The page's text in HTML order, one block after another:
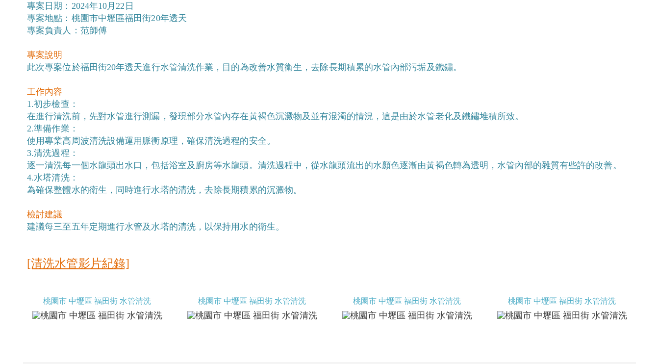
專案日期：2024年10月22日
專案地點：桃園市中壢區福田街20年透天
專案負責人：范師傅
專案說明
此次專案位於福田街20年透天進行水管清洗作業，目的為改善水質衛生，去除長期積累的水管內部污垢及鐵鏽。
工作內容
1.初步檢查：
在進行清洗前，先對水管進行測漏，發現部分水管內存在黃褐色沉澱物及並有混濁的情況，這是由於水管老化及鐵鏽堆積所致。
2.準備作業：
使用專業高周波清洗設備運用脈衝原理，確保清洗過程的安全。
3.清洗過程：
逐一清洗每一個水龍頭出水口，包括浴室及廚房等水龍頭。清洗過程中，從水龍頭流出的水顏色逐漸由黃褐色轉為透明，水管內部的雜質有些許的改善。
4.水塔清洗：
為確保整體水的衛生，同時進行水塔的清洗，去除長期積累的沉澱物。
檢討建議
建議每三至五年定期進行水管及水塔的清洗，以保持用水的衛生。
[清洗水管影片紀錄]
桃園市 中壢區 福田街 水管清洗 桃園市 中壢區 福田街 水管清洗 桃園市 中壢區 福田街 水管清洗 桃園市 中壢區 福田街 水管清洗